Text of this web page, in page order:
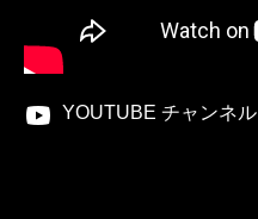
YOUTUBE チャンネル